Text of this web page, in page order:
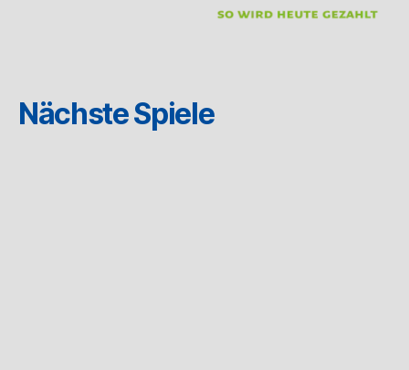
Nächste Spiele